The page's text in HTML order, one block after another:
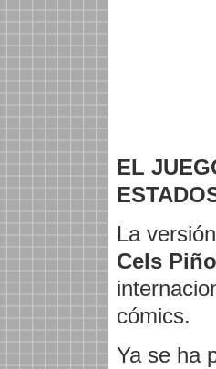
EL
La
Cels
cómics.
Ya se ha